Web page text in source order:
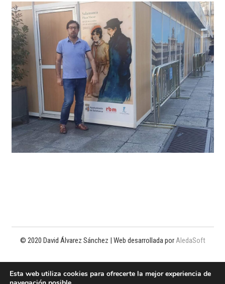
© 2020 David Álvarez Sánchez | Web desarrollada porAledaSoft
Política de privacidad
Esta web utiliza cookies para ofrecerte la mejor experiencia de